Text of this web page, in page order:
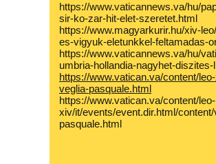
https://www.vaticannews.va/hu/
sir-ko-zar-hit-elet-szeretet.html
https://www.magyarkurir.hu/xiv-
es-vigyuk-eletunkkel-feltamadas-
https://www.vaticannews.va/hu/
umbria-hollandia-nagyhet-diszites-
https://www.vatican.va/content/
veglia-pasquale.html
https://www.vatican.va/content/leo-
xiv/it/events/event.dir.html/
pasquale.html